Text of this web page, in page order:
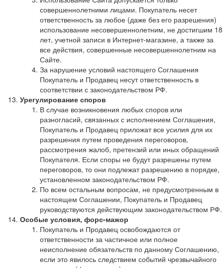
совершеннолетними лицами. Покупатель несет
ответственность за любое (даже без его разрешения)
использование несовершеннолетним, не достигшим 18
лет, учетной записи в Интернет-магазине, а также за
все действия, совершенные несовершеннолетним на
Сайте.
За нарушение условий настоящего Соглашения
Покупатель и Продавец несут ответственность в
соответствии с законодательством РФ.
Урегулирование споров
В случае возникновения любых споров или
разногласий, связанных с исполнением Соглашения,
Покупатель и Продавец приложат все усилия для их
разрешения путем проведения переговоров,
рассмотрения жалоб, претензий или иных обращений
Покупателя. Если споры не будут разрешены путем
переговоров, то они подлежат разрешению в порядке,
установленном законодательством РФ.
По всем остальным вопросам, не предусмотренным в
настоящем Соглашении, Покупатель и Продавец
руководствуются действующим законодательством РФ.
Особые условия, форс-мажор
Покупатель и Продавец освобождаются от
ответственности за частичное или полное
неисполнение обязательств по данному Соглашению,
если это явилось следствием событий чрезвычайного